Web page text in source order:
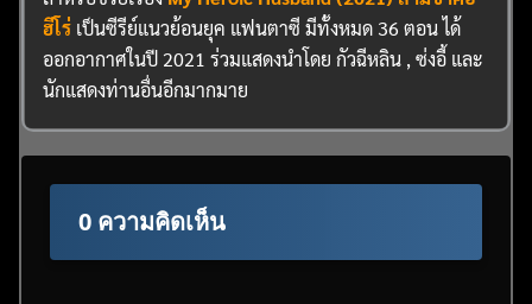
ฮีโร่ เป็นซีรีย์แนวย้อนยุค แฟนตาซี มีทั้งหมด 36 ตอน ได้
ออกอากาศในปี 2021 ร่วมแสดงนำโดย กัวฉีหลิน , ซ่งอี้ และ
นักแสดงท่านอื่นอีกมากมาย
0 ความคิดเห็น